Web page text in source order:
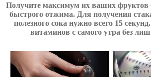
Получите максимум их ваших фруктов
быстрого отжима. Для получения
полезного сока нужно всего 15
витаминов с самого утра без